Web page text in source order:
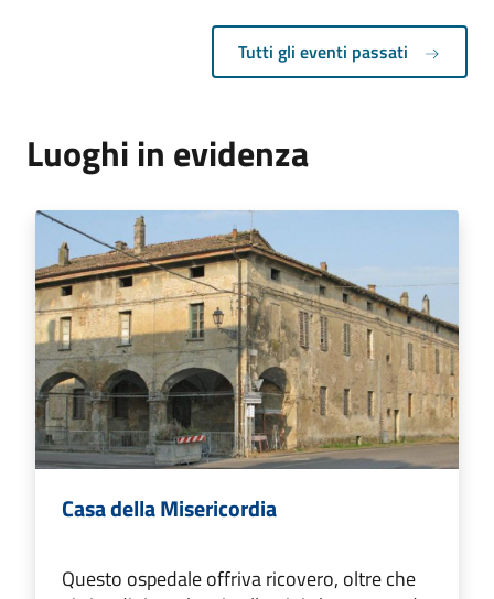
Tutti gli eventi passati
Luoghi in evidenza
Casa della Misericordia
Questo ospedale offriva ricovero, oltre che